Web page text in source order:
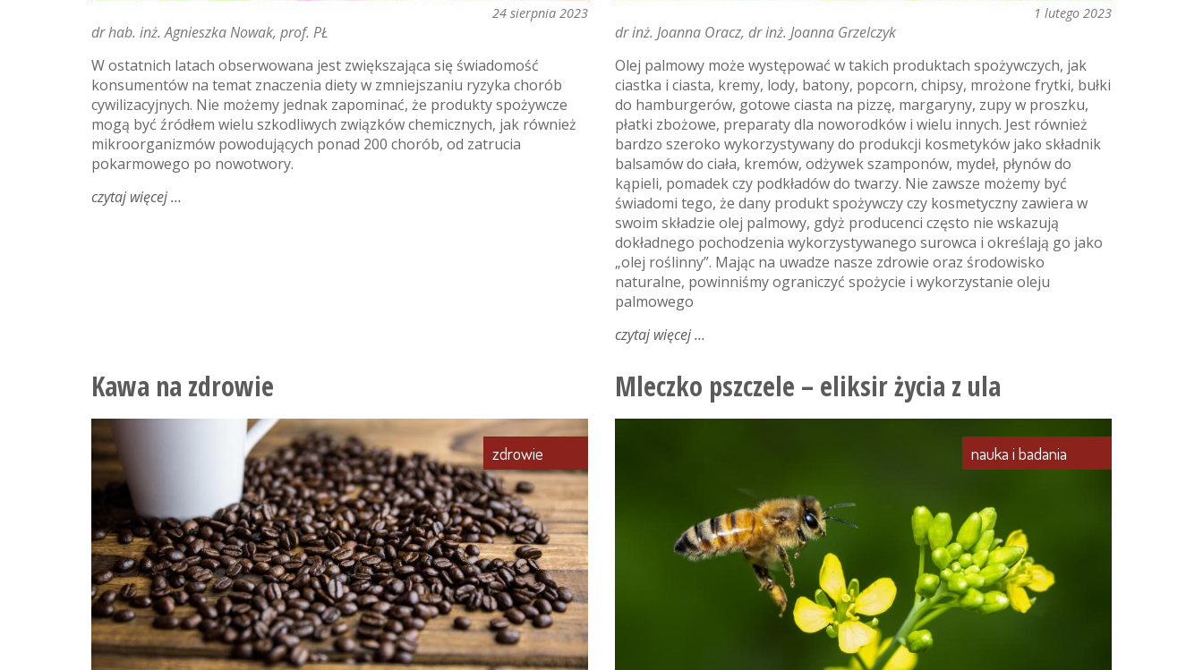
24 sierpnia 2023
dr hab. inż. Agnieszka Nowak, prof. PŁ
W ostatnich latach obserwowana jest zwiększająca się świadomość
konsumentów na temat znaczenia diety w zmniejszaniu ryzyka chorób
cywilizacyjnych. Nie możemy jednak zapominać, że produkty spożywcze
mogą być źródłem wielu szkodliwych związków chemicznych, jak również
mikroorganizmów powodujących ponad 200 chorób, od zatrucia
pokarmowego po nowotwory.
czytaj więcejo
1 lutego 2023
dr inż. Joanna Oracz dr inż. Joanna Grzelczyk
Olej palmowy może występować w takich produktach spożywczych, jak
ciastka i ciasta, kremy, lody, batony, popcorn, chipsy, mrożone frytki, bułki
do hamburgerów, gotowe ciasta na pizzę, margaryny, zupy w proszku,
płatki zbożowe, preparaty dla noworodków i wielu innych. Jest również
bardzo szeroko wykorzystywany do produkcji kosmetyków jako składnik
balsamów do ciała, kremów, odżywek szamponów, mydeł, płynów do
kąpieli, pomadek czy podkładów do twarzy. Nie zawsze możemy być
świadomi tego, że dany produkt spożywczy czy kosmetyczny zawiera w
swoim składzie olej palmowy, gdyż producenci często nie wskazują
dokładnego pochodzenia wykorzystywanego surowca i określają go jako
„olej roślinny”. Mając na uwadze nasze zdrowie oraz środowisko
naturalne, powinniśmy ograniczyć spożycie i wykorzystanie oleju
palmowego
czytaj więcejo
oleju
Kawa na zdrowie
zdrowie
Mleczko pszczele – eliksir życia z ula
nauka i badania